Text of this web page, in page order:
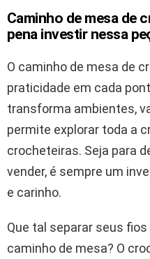
Caminho de mesa de
pena investir nessa
O caminho de mesa de
praticidade em cada
transforma ambientes,
permite explorar toda a
crocheteiras. Seja para
vender, é sempre um
e carinho.
Que tal separar seus
caminho de mesa? O